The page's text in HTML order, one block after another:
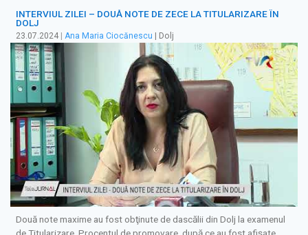
INTERVIUL ZILEI – DOUĂ NOTE DE ZECE LA TITULARIZARE ÎN
DOLJ
23.07.2024 Ana Maria Ciocănescu | Dolj
Două note maxime au fost obţinute de dascălii din Dolj la examenul